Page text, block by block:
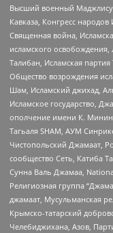
Высший военный
Кавказа, Конгресс
Священная война,
исламского
Талибан, Исламская
Общество возрождения
Шам, Исламский джихад,
Исламское государство,
ополчение имени К.
Тагьаля SHAM, АУМ
Чистопольский Джамаат,
сообщество Сеть, Катиба
Сунна Валь Джамаа,
Религиозная группа
джамаат, Мусульманская
Крымско-татарский
Челебиджихана, Азов,